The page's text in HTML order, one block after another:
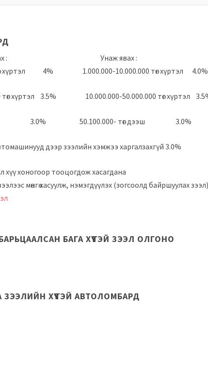
: Унаж явах :
төг хүртэл 4% 1.000.000-10.000.000 төг хүртэл 4.0%
төг хүртэл 3.5% 10.000.000-50.000.000 төг хүртэл
дээш 3.0% 50.100.000- төг дээш 3.0%
дээр зээлийн хэмжээ харгалзахгүй 3.0%
хүү хоногоор тооцогдож хасагдана
мөнгө хасуулж, нэмэгдүүлэх (зогсоолд байршуулах
БАГА ХҮҮТЭЙ ЗЭЭЛ ОЛГОНО
ХҮҮТЭЙ АВТОЛОМБАРД